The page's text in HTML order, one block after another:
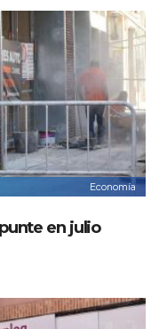
Economía
en julio